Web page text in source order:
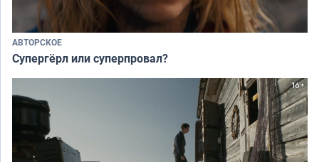
АВТОРСКОЕ
Супергёрл или суперпровал?